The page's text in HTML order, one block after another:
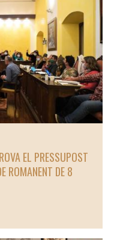
EL PRESSUPOST
ROMANENT DE 8